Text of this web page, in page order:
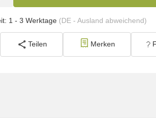
1 - 3 Werktage (DE - Ausland abweichend)
Teilen Merken